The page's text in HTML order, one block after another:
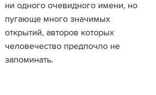
ни одного очевидного имени, но
пугающе много значимых
открытий, авторов которых
человечество предпочло не
запоминать.